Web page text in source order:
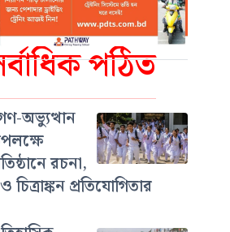
পঠিত
অভ্যুত্থান
রচনা,
চিত্রাঙ্কন প্রতিযোগিতার